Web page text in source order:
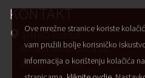
KONTAKT
SINKO Institut
Antuna Mihanovića 10
33000 Virovitica
Ove mrežne stranice koriste
vam pružili bolje korisničko
informacija o korištenju kolačića